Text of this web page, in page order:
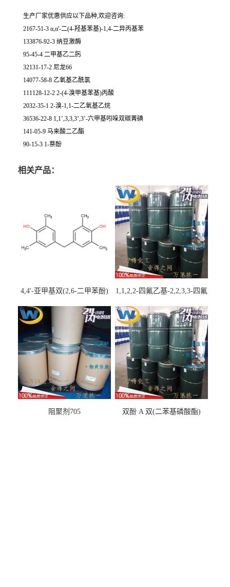
生产厂家优惠供应以下品种,欢迎咨询:
2167-51-3 α,α'-二(4-羟基苯基)-1,4-二异丙基苯
133876-92-3 纳豆激酶
95-45-4 二甲基乙二肟
32131-17-2 尼龙66
14077-58-8 乙氧基乙酰氯
111128-12-2 2-(4-溴甲基苯基)丙酸
2032-35-1 2-溴-1,1-二乙氧基乙烷
36536-22-8 1,1’,3,3,3’,3’-六甲基吲哚双碳菁碘
141-05-9 马来酸二乙酯
90-15-3 1-萘酚
相关产品：
4,4'-亚甲基双(2,6-二甲苯酚)
1,1,2,2-四氟乙基-2,2,3,3-四氟
阻聚剂705 双酚 A 双(二苯基磷酸酯)